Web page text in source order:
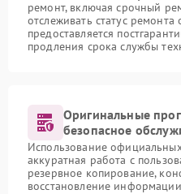
ремонт, включая срочный
отслеживать статус ремонта
предоставляется
продления срока службы
Оригинальные
безопасное
Использование
аккуратная работа с
резервное копирование,
восстановление